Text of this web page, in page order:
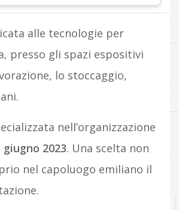
alle tecnologie per
presso gli spazi espositivi
lo stoccaggio,
nell’organizzazione
giugno 2023. Una scelta non
nel capoluogo emiliano il